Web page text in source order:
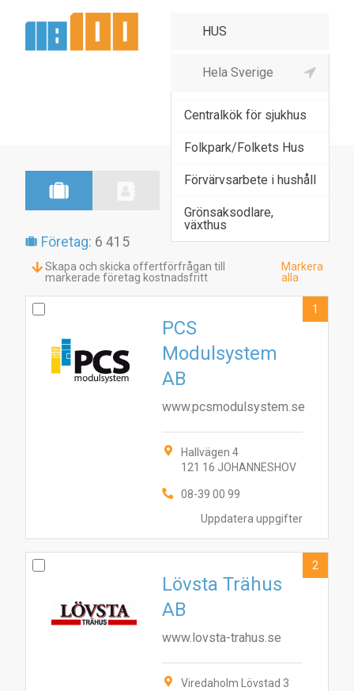
Agenturhandel möbler,
Centralkök för sjukhus
Folkpark/Folkets Hus
Förvärvsarbete i hushåll
Grönsaksodlare,
växthus
Företag: 6 415
Skapa och skicka offertförfrågan till
markerade företag kostnadsfritt
Markera
alla
Uppdatera uppgifter
PCS
Modulsystem
AB
www.pcsmodulsystem.se
Hallvägen 4
121 16 JOHANNESHOV
08-39 00 99
1
Lövsta Trähus
AB
www.lovsta-trahus.se
Viredaholm Lövstad 3
2